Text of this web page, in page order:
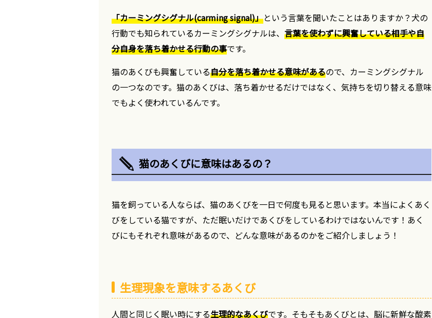
「カーミングシグナル(carming signal)」という言葉を聞いたことはありますか？犬の
行動でも知られているカーミングシグナルは、 言葉を使わずに興奮している相手や自
分自身を落ち着かせる行動の事です。
猫のあくびも興奮している自分を落ち着かせる意味があるので、カーミングシグナル
の一つなのです。猫のあくびは、落ち着かせるだけではなく、気持ちを切り替える意味
でもよく使われているんです。
猫のあくびに意味はあるの？
猫を飼っている人ならば、猫のあくびを一日で何度も見ると思います。本当によくあく
びをしている猫ですが、ただ眠いだけであくびをしているわけではないんです！あく
びにもそれぞれ意味があるので、どんな意味があるのかをご紹介しましょう！
生理現象を意味するあくび
人間と同じく眠い時にする生理的なあくびです。そもそもあくびとは、脳に新鮮な酸素